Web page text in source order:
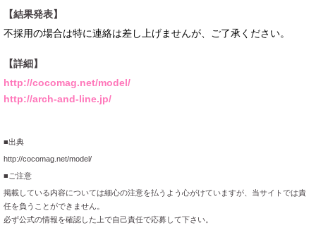
【結果発表】
不採用の場合は特に連絡は差し上げませんが、ご了承ください。
【詳細】
http://cocomag.net/model/
http://arch-and-line.jp/
■出典
http://cocomag.net/model/
■ご注意
掲載している内容については細心の注意を払うよう心がけていますが、当サイトでは責
任を負うことができません。
必ず公式の情報を確認した上で自己責任で応募して下さい。